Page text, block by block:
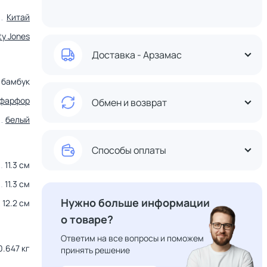
Китай
Jones
бамбук
белый
11.3 см
11.3 см
12.2 см
кг
Доставка - Арзамас
Обмен и возврат
Способы оплаты
Нужно больше информации
о товаре?
Ответим на все вопросы и поможем
принять решение